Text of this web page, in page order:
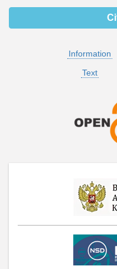
Information
Text